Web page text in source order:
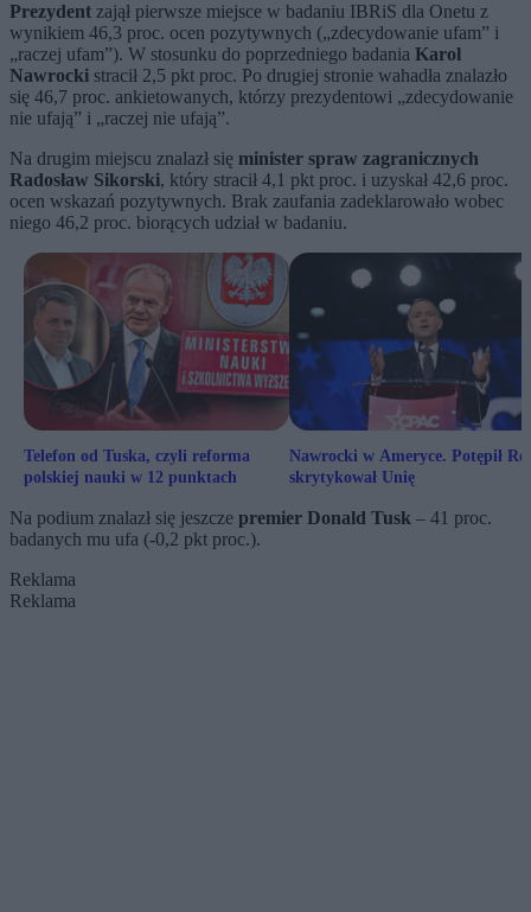
Prezydent zajął pierwsze miejsce w badaniu IBRiS dla Onetu z
wynikiem 46,3 proc. ocen pozytywnych („zdecydowanie ufam” i
„raczej ufam”). W stosunku do poprzedniego badania Karol
Nawrocki stracił 2,5 pkt proc. Po drugiej stronie wahadła znalazło
się 46,7 proc. ankietowanych, którzy prezydentowi „zdecydowanie
nie ufają” i „raczej nie ufają”.
Na drugim miejscu znalazł się minister spraw zagranicznych
Radosław Sikorski, który stracił 4,1 pkt proc. i uzyskał 42,6 proc.
ocen wskazań pozytywnych. Brak zaufania zadeklarowało wobec
niego 46,2 proc. biorących udział w badaniu.
Telefon od Tuska, czyli reforma
polskiej nauki w 12 punktach
Nawrocki w Ameryce. Potępił
skrytykował Unię
Na podium znalazł się jeszcze premier Donald Tusk – 41 proc.
badanych mu ufa (-0,2 pkt proc.).
Reklama
Reklama